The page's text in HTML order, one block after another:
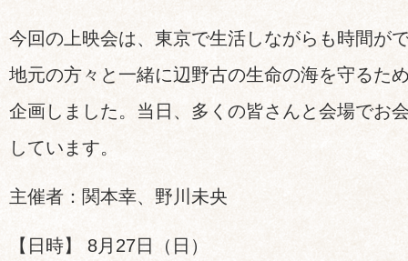
今回の上映会は、東京で生活しながらも時間が
地元の方々と一緒に辺野古の生命の海を守るた
企画しました。当日、多くの皆さんと会場でお
しています。
主催者：関本幸、野川未央
【日時】 8月27日（日）